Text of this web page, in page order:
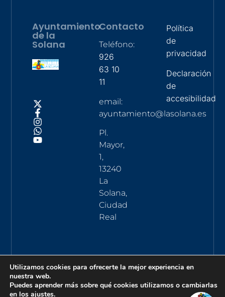
Ayuntamiento
de la
Solana
Contacto
Teléfono:
926
63 10
11
email:
ayuntamiento@lasolana.es
Pl.
Mayor,
1,
13240
La
Solana,
Ciudad
Real
Política
de
privacidad
Declaración
de
accesibilidad
Utilizamos cookies para ofrecerte la mejor experiencia en
nuestra web.
Puedes aprender más sobre qué cookies utilizamos o cambiarlas
en los ajustes.